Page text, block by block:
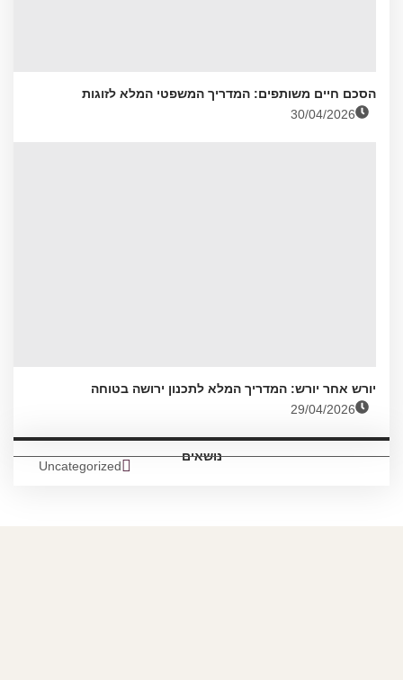
הסכם חיים משותפים: המדריך המשפטי המלא לזוגות
30/04/2026
יורש אחר יורש: המדריך המלא לתכנון ירושה בטוחה
29/04/2026
נושאים
Uncategorized